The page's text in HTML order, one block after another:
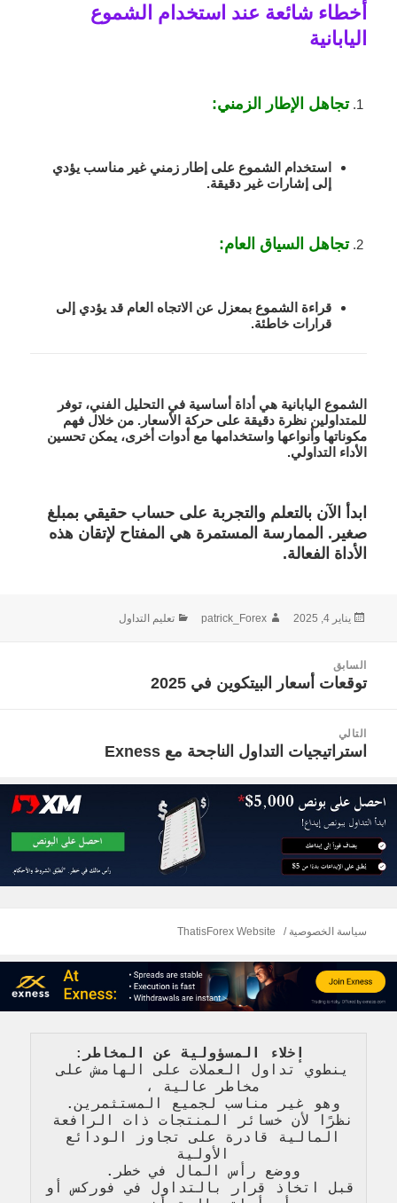
أخطاء شائعة عند استخدام الشموع
اليابانية
تجاهل الإطار الزمني:
استخدام الشموع على إطار زمني غير مناسب يؤدي
إلى إشارات غير دقيقة.
تجاهل السياق العام:
قراءة الشموع بمعزل عن الاتجاه العام قد يؤدي إلى
قرارات خاطئة.
الشموع اليابانية هي أداة أساسية في التحليل الفني، توفر
للمتداولين نظرة دقيقة على حركة الأسعار. من خلال فهم
مكوناتها وأنواعها واستخدامها مع أدوات أخرى، يمكن تحسين
الأداء التداولي.
ابدأ الآن بالتعلم والتجربة على حساب حقيقي بمبلغ
صغير. الممارسة المستمرة هي المفتاح لإتقان هذه
الأداة الفعالة.
نُشرت
يناير 4, 2025 الكاتب
patrick_Forex التصنيفات
تعليم التداول
المقالاتالسابق
المقالة
توقعات أسعار البيتكوين في 2025
التالي
المقالة
استراتيجيات التداول الناجحة مع Exness
سياسة الخصوصية ThatisForex Website
إخلاء المسؤولية عن المخاطر :
ينطوي تداول العملات على الهامش على
مخاطر عالية
،
وهو غير مناسب لجميع المستثمرين.
الأولية
ووضع رأس المال في خطر.